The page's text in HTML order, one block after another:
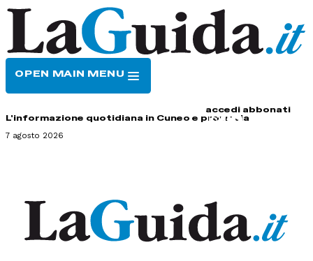
OPEN MAIN MENU
accedi abbonati
L'informazione quotidiana in Cuneo e provincia
7 agosto 2026